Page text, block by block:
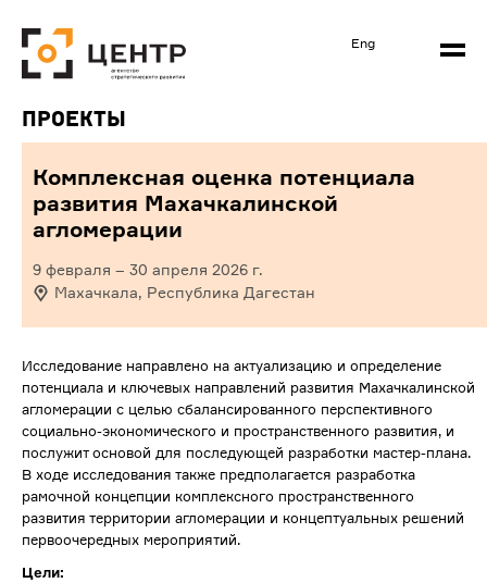
Eng
Проекты
Комплексная оценка потенциала
развития Махачкалинской
агломерации
9 февраля – 30 апреля 2026 г.
Махачкала, Республика Дагестан
Исследование направлено на актуализацию и определение
потенциала и ключевых направлений развития Махачкалинской
агломерации с целью сбалансированного перспективного
социально-экономического и пространственного развития, и
послужит основой для последующей разработки мастер-плана.
В ходе исследования также предполагается разработка
рамочной концепции комплексного пространственного
развития территории агломерации и концептуальных решений
первоочередных мероприятий.
Цели: